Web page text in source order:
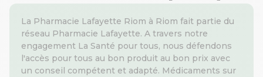
La Pharmacie Lafayette Riom à Riom fait partie du
réseau Pharmacie Lafayette. A travers notre
engagement La Santé pour tous, nous défendons
l'accès pour tous au bon produit au bon prix avec
un conseil compétent et adapté. Médicaments sur